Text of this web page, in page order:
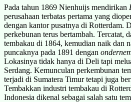
Pada tahun 1869 Nienhuijs mendirikan
perusahaan terbatas pertama yang
dengan kantor pusatnya di Rotterdam.
perkebunan terus bertambah. Tercatat,
tembakau di 1864, kemudian naik dan
puncaknya pada 1891 dengan
Lokasinya tidak hanya di Deli tapi
Serdang. Kemunculan perkembunan
terjadi di Sumatera Timur tetapi juga
Tembakkan industri tembakau di
Indonesia dikenal sebagai salah satu